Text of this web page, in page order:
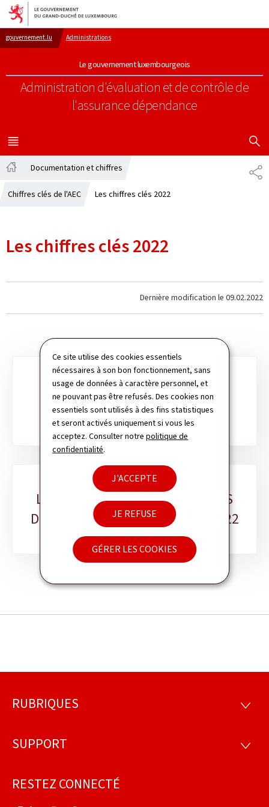
Ce site utilise des cookies essentiels
nécessaires à son bon fonctionnement, sans
usage de données à caractère personnel, et
ne pouvant pas être refusés. Des cookies non
essentiels sont utilisés à des fins statistiques
et seront activés uniquement si vous les
acceptez. Consulter notrepolitique de
confidentialité.
J'ACCEPTE
JE REFUSE
GÉRER LES COOKIES
Aller au menu principal
Aller au contenu
gouvernement.lu Administrations
Le gouvernement luxembourgeois
Administration d'évaluation et de contrôle de
l'assurance dépendance
MENU
PRINCIPAL
Documentation et chiffres
Chiffres clés de l'AEC Les chiffres clés 2022
Les chiffres clés 2022
Dernière modification le 09.02.2022
rubriquesLES CHIFFRES CLÉS DE L'ANNÉE
LES DÉLAIS DE TRAITEMENT DES
DEMANDES "AIDES ET SOINS" 2022
Pied
page
RUBRIQUES
SUPPORT
RESTEZ CONNECTÉ